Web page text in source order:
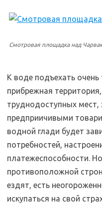
Смотровая площадка над
К воде подъехать
прибрежная
труднодоступных
предприичивыми
водной глади будет
потребностей,
платежеспособности.
противоположной
ездят, есть
искупаться на свой